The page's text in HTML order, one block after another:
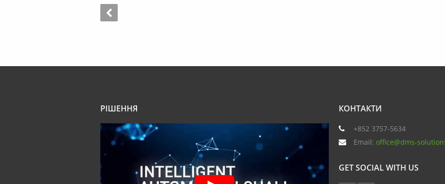
РІШЕННЯ КОНТАКТИ
+852 3757-5634
Email: office@dms-
GET SOCIAL WITH US